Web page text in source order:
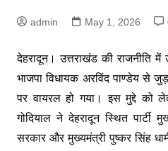
admin May 1, 2026
देहरादून। उत्तराखंड की
भाजपा विधायक अरविंद पाण्डेय से
पर वायरल हो गया। इस मुद्दे को
गोदियाल ने देहरादून स्थित पार्टी
सरकार और मुख्यमंत्री पुष्कर सिंह